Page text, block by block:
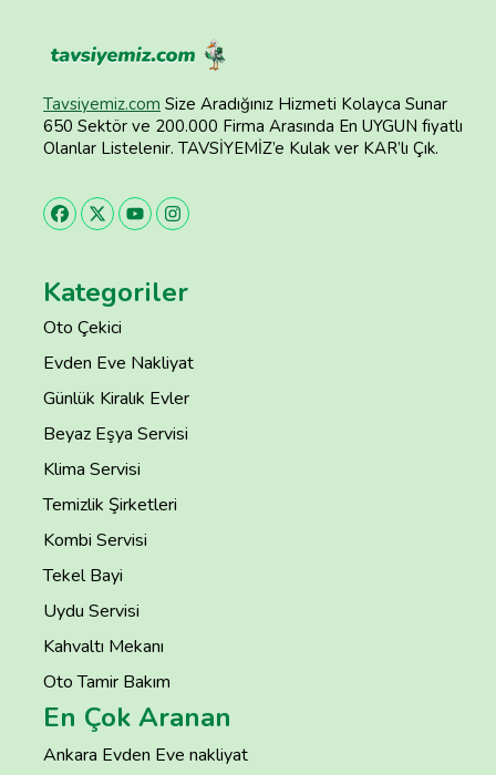
Tavsiyemiz.com Size Aradığınız Hizmeti Kolayca Sunar
650 Sektör ve 200.000 Firma Arasında En UYGUN fiyatlı
Olanlar Listelenir. TAVSİYEMİZ’e Kulak ver KAR’lı Çık.
Kategoriler
Oto Çekici
Evden Eve Nakliyat
Günlük Kiralık Evler
Beyaz Eşya Servisi
Klima Servisi
Temizlik Şirketleri
Kombi Servisi
Tekel Bayi
Uydu Servisi
Kahvaltı Mekanı
Oto Tamir Bakım
En Çok Aranan
Ankara Evden Eve nakliyat